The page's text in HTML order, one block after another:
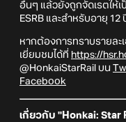
อื่นๆ แล้วยังถูกจัดเรตให้เ
ESRB และสำหรับอายุ 12
หากต้องการทราบรายละ
เยี่ยมชมได้ที่ https://
@HonkaiStarRail บน
Facebook
เกี่ยวกับ "Honkai: Star